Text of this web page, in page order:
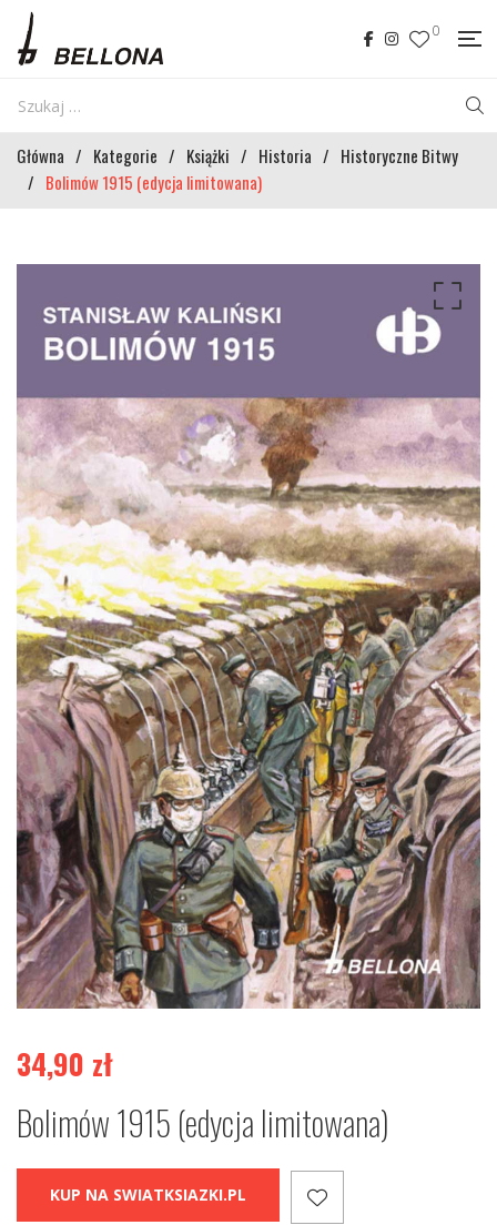
0
Główna / Kategorie / Książki / Historia / Historyczne Bitwy
/ Bolimów 1915 (edycja limitowana)
34,90 zł
Bolimów 1915 (edycja limitowana)
KUP NA SWIATKSIAZKI.PL